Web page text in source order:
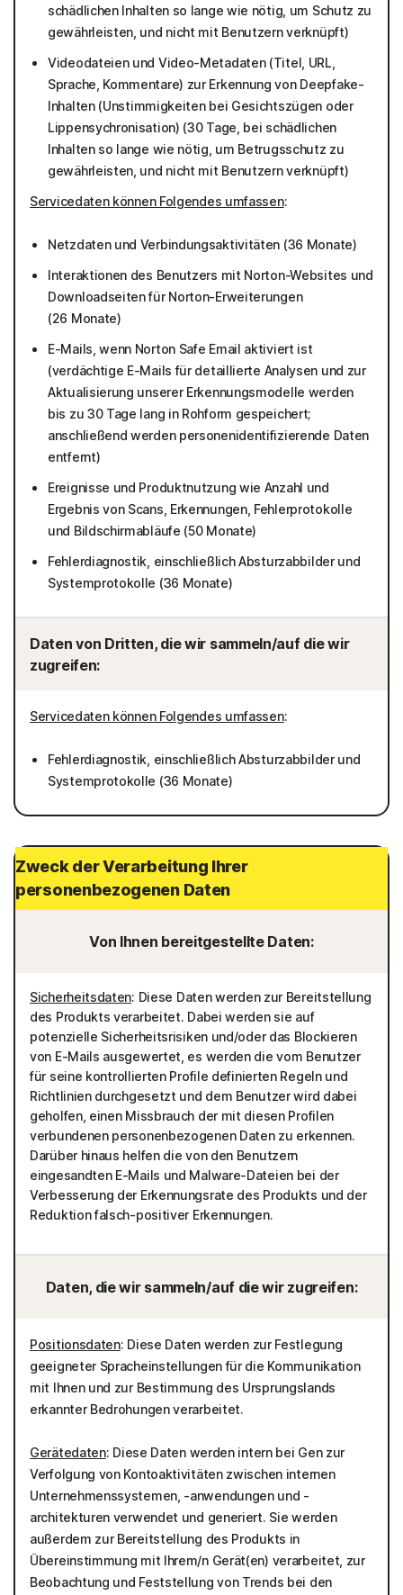
schädlichen Inhalten so lange wie nötig, um Schutz zu
gewährleisten, und nicht mit Benutzern verknüpft)
Videodateien und Video-Metadaten (Titel, URL,
Sprache, Kommentare) zur Erkennung von Deepfake-
Inhalten (Unstimmigkeiten bei Gesichtszügen oder
Lippensychronisation) (30 Tage, bei schädlichen
Inhalten so lange wie nötig, um Betrugsschutz zu
gewährleisten, und nicht mit Benutzern verknüpft)
Servicedaten können Folgendes umfassen:
Netzdaten und Verbindungsaktivitäten (36 Monate)
Interaktionen des Benutzers mit Norton-Websites und
Downloadseiten für Norton-Erweiterungen
(26 Monate)
E-Mails, wenn Norton Safe Email aktiviert ist
(verdächtige E-Mails für detaillierte Analysen und zur
Aktualisierung unserer Erkennungsmodelle werden
bis zu 30 Tage lang in Rohform gespeichert;
anschließend werden personenidentifizierende Daten
entfernt)
Ereignisse und Produktnutzung wie Anzahl und
Ergebnis von Scans, Erkennungen, Fehlerprotokolle
und Bildschirmabläufe (50 Monate)
Fehlerdiagnostik, einschließlich Absturzabbilder und
Systemprotokolle (36 Monate)
Daten von Dritten, die wir sammeln/auf die wir
zugreifen:
Servicedaten können Folgendes umfassen:
Fehlerdiagnostik, einschließlich Absturzabbilder und
Systemprotokolle (36 Monate)
Zweck der Verarbeitung Ihrer
personenbezogenen Daten
Von Ihnen bereitgestellte Daten:
Sicherheitsdaten: Diese Daten werden zur Bereitstellung
des Produkts verarbeitet. Dabei werden sie auf
potenzielle Sicherheitsrisiken und/oder das Blockieren
von E-Mails ausgewertet, es werden die vom Benutzer
für seine kontrollierten Profile definierten Regeln und
Richtlinien durchgesetzt und dem Benutzer wird dabei
geholfen, einen Missbrauch der mit diesen Profilen
verbundenen personenbezogenen Daten zu erkennen.
Darüber hinaus helfen die von den Benutzern
eingesandten E-Mails und Malware-Dateien bei der
Verbesserung der Erkennungsrate des Produkts und der
Reduktion falsch-positiver Erkennungen.
Daten, die wir sammeln/auf die wir zugreifen:
Positionsdaten: Diese Daten werden zur Festlegung
geeigneter Spracheinstellungen für die Kommunikation
mit Ihnen und zur Bestimmung des Ursprungslands
erkannter Bedrohungen verarbeitet.
Gerätedaten: Diese Daten werden intern bei Gen zur
Verfolgung von Kontoaktivitäten zwischen internen
Unternehmenssystemen, -anwendungen und -
architekturen verwendet und generiert. Sie werden
außerdem zur Bereitstellung des Produkts in
Übereinstimmung mit Ihrem/n Gerät(en) verarbeitet, zur
Beobachtung und Feststellung von Trends bei den